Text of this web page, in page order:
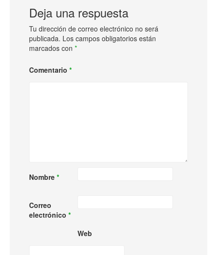
Deja una respuesta
Tu dirección de correo electrónico no será
publicada. Los campos obligatorios están
marcados con *
Comentario *
Nombre *
Correo
electrónico *
Web